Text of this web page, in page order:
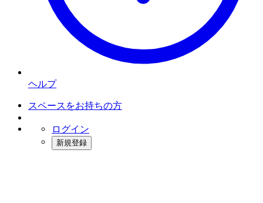
ヘルプ
スペースをお持ちの方
ログイン
新規登録